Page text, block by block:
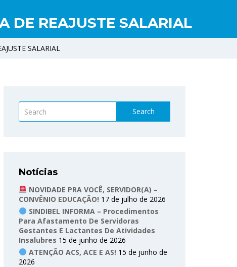
DE REAJUSTE SALARIAL
SALARIAL
Search
Notícias
NOVIDADE PRA VOCÊ, SERVIDOR(A) –
CONVÊNIO EDUCAÇÃO! 17 de julho de 2026
SINDIBEL INFORMA – Procedimentos
Para Afastamento De Servidoras
Gestantes E Lactantes De Atividades
Insalubres 15 de junho de 2026
ATENÇÃO ACS, ACE E AS! 15 de junho de
2026